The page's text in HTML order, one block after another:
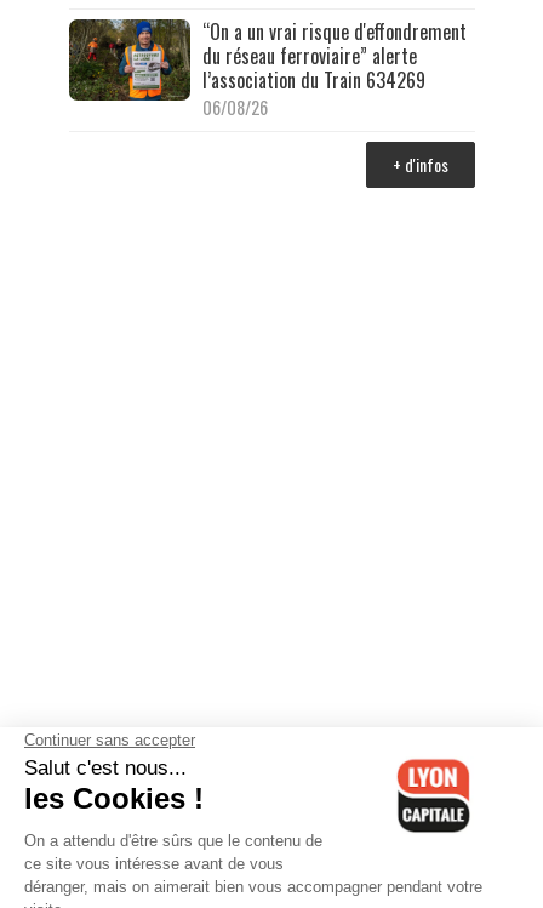
“On a un vrai risque d'effondrement
du réseau ferroviaire” alerte
l’association du Train 634269
06/08/26
+ d'infos